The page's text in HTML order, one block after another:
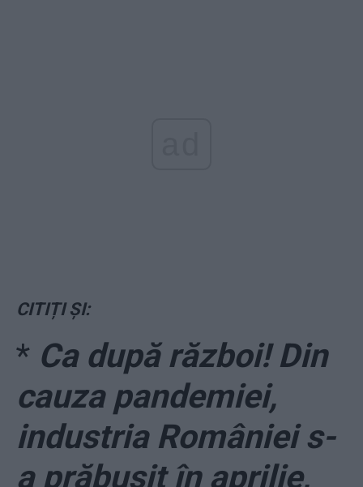
CITIȚI ȘI:
* Ca după război! Din
cauza pandemiei,
industria României s-
a prăbușit în aprilie,